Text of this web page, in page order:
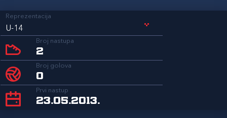
Reprezentacija
U-14
Broj nastupa
2
Broj golova
0
Prvi nastup
23.05.2013.